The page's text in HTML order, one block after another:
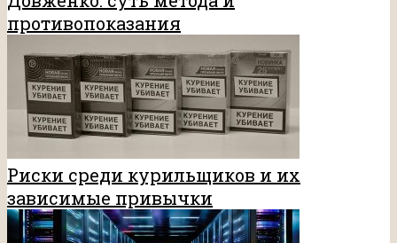
противопоказания
Риски среди курильщиков и их
зависимые привычки